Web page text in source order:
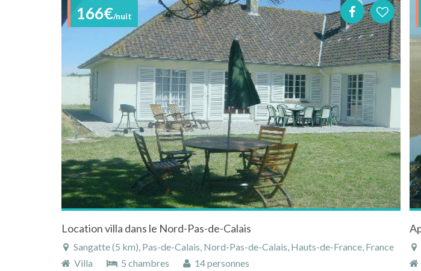
166€/nuit
Location villa dans le Nord-Pas-de-Calais
Sangatte (5 km), Pas-de-Calais, Nord-Pas-de-Calais, Hauts-de-France, France
Villa
5 chambres 14 personnes